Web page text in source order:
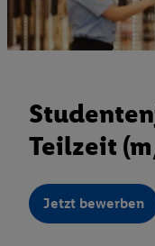
Teilzeit
Jetzt bewerben